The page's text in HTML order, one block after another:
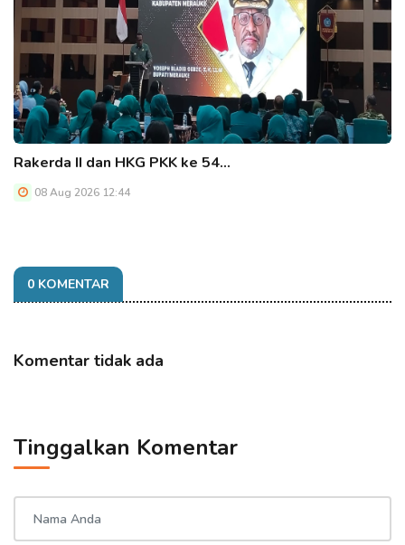
Rakerda II dan HKG PKK ke 54…
08 Aug 2026 12:44
0 KOMENTAR
Komentar tidak ada
Tinggalkan Komentar